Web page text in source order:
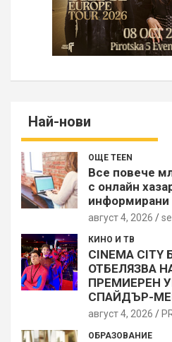
Най-нови
ОЩЕ TEEN
Все повече
с онлайн
август 4, 2026
КИНО И ТВ
CINEMA
ОТБЕЛЯЗВА
ПРЕМИЕРЕН
СПАЙДЪР-
август 4, 2026
ОБРАЗОВАНИЕ